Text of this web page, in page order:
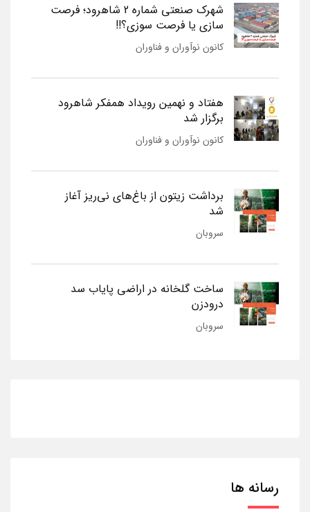
شهرک صنعتی شماره 2 شاهرود؛ فرصت
سازی یا فرصت سوزی؟!!
کانون نوآوران و فناوران
هفتاد و نهمین رویداد همفکر شاهرود
برگزار شد
کانون نوآوران و فناوران
برداشت زیتون از باغ‌های نی‌ریز آغاز
شد
سروبان
ساخت گلخانه در اراضی پایاب سد
درودزن
سروبان
رسانه ها